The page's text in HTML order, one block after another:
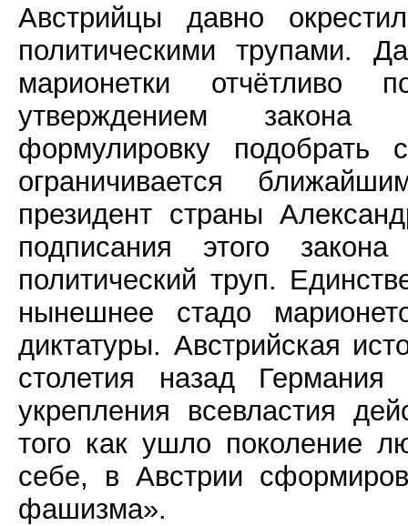
Австрийцы давно
политическими трупами.
марионетки
утверждением закона
формулировку подобрать
ограничивается
президент страны
подписания этого
политический труп.
нынешнее стадо
диктатуры. Австрийская
столетия назад
укрепления всевластия
того как ушло поколение
себе, в Австрии
фашизма».